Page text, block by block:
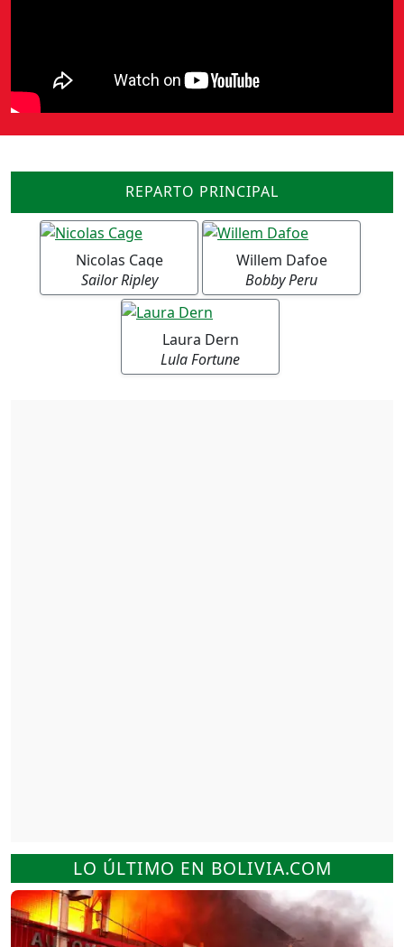
REPARTO PRINCIPAL
Nicolas Cage
Sailor Ripley
Willem Dafoe
Bobby Peru
Laura Dern
Lula Fortune
LO ÚLTIMO EN BOLIVIA.COM